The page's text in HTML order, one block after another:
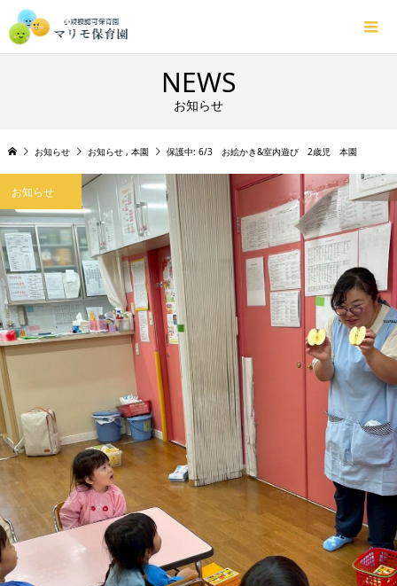
NEWS
お知らせ
お知らせ お知らせ , 本園 保護中: 6/3 お絵かき&室内遊び 2歳児 本園
お知らせ